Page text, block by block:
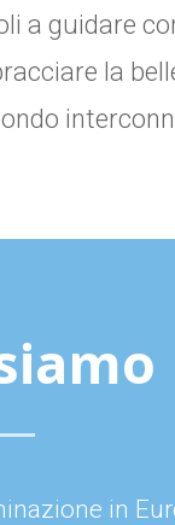
a guidare
la
in